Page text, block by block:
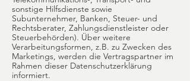
sonstige Hilfsdienste sowie
Subunternehmer, Banken, Steuer- und
Rechtsberater, Zahlungsdienstleister oder
Steuerbehörden). Über weitere
Verarbeitungsformen, z.B. zu Zwecken des
Marketings, werden die Vertragspartner im
Rahmen dieser Datenschutzerklärung
informiert.